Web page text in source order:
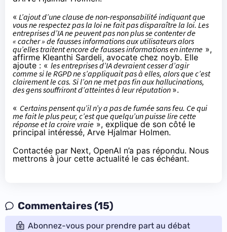
« L’ajout d’une clause de non-responsabilité indiquant que
vous ne respectez pas la loi ne fait pas disparaître la loi. Les
entreprises d’IA ne peuvent pas non plus se contenter de
« cacher » de fausses informations aux utilisateurs alors
qu’elles traitent encore de fausses informations en interne »,
affirme Kleanthi Sardeli, avocate chez noyb. Elle
ajoute : « les entreprises d’IA devraient cesser d’agir
comme si le RGPD ne s’appliquait pas à elles, alors que c’est
clairement le cas. Si l’on ne met pas fin aux hallucinations,
des gens souffriront d’atteintes à leur réputation ».
« Certains pensent qu’il n’y a pas de fumée sans feu. Ce qui
me fait le plus peur, c’est que quelqu’un puisse lire cette
réponse et la croire vraie », explique de son côté le
principal intéressé, Arve Hjalmar Holmen.
Contactée par Next, OpenAI n’a pas répondu. Nous
mettrons à jour cette actualité le cas échéant.
Commentaires (15)
Abonnez-vous pour prendre part au débat